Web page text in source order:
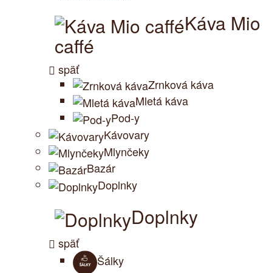
Káva Mio
caffé
späť
Zrnková káva
Mletá káva
Pod-y
Kávovary
Mlynčeky
Bazár
Doplnky
Doplnky
späť
Šálky